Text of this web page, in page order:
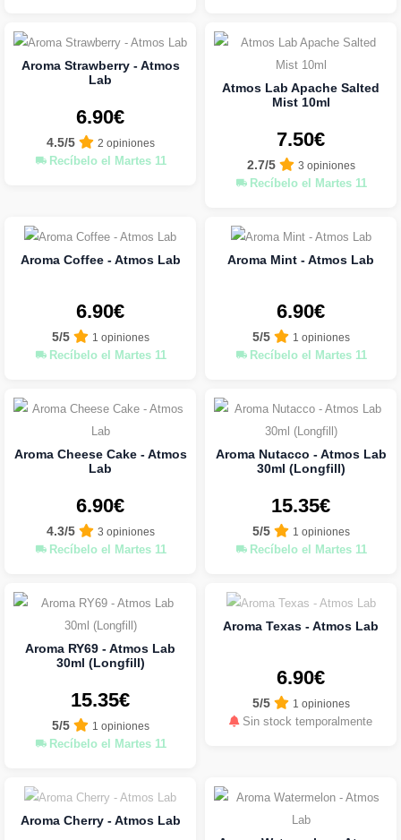
Aroma Strawberry - Atmos
Lab
6.90€
4.5/5 2 opiniones
Recíbelo el Martes 11
Atmos Lab Apache Salted
Mist 10ml
7.50€
2.7/5 3 opiniones
Recíbelo el Martes 11
Aroma Coffee - Atmos Lab
6.90€
5/5 1 opiniones
Recíbelo el Martes 11
Aroma Mint - Atmos Lab
6.90€
5/5 1 opiniones
Recíbelo el Martes 11
Aroma Cheese Cake - Atmos
Lab
6.90€
4.3/5 3 opiniones
Recíbelo el Martes 11
Aroma Nutacco - Atmos Lab
30ml (Longfill)
15.35€
5/5 1 opiniones
Recíbelo el Martes 11
Aroma RY69 - Atmos Lab
30ml (Longfill)
15.35€
5/5 1 opiniones
Recíbelo el Martes 11
Aroma Texas - Atmos Lab
6.90€
5/5 1 opiniones
Sin stock temporalmente
Aroma Cherry - Atmos Lab